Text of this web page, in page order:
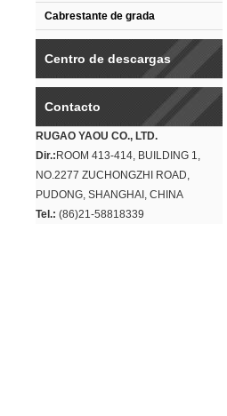
Cabrestante de grada
Centro de descargas
Contacto
RUGAO YAOU CO., LTD.
Dir.: ROOM 413-414, BUILDING 1,
NO.2277 ZUCHONGZHI ROAD,
PUDONG, SHANGHAI, CHINA
Tel.: (86)21-58818339